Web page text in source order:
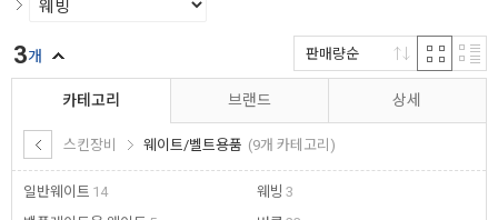
카테고리
스킨장비 웨이트/벨트용품 (9개 카테고리)
일반웨이트 14
웨빙 3
브랜드 상세
3개 판매량순